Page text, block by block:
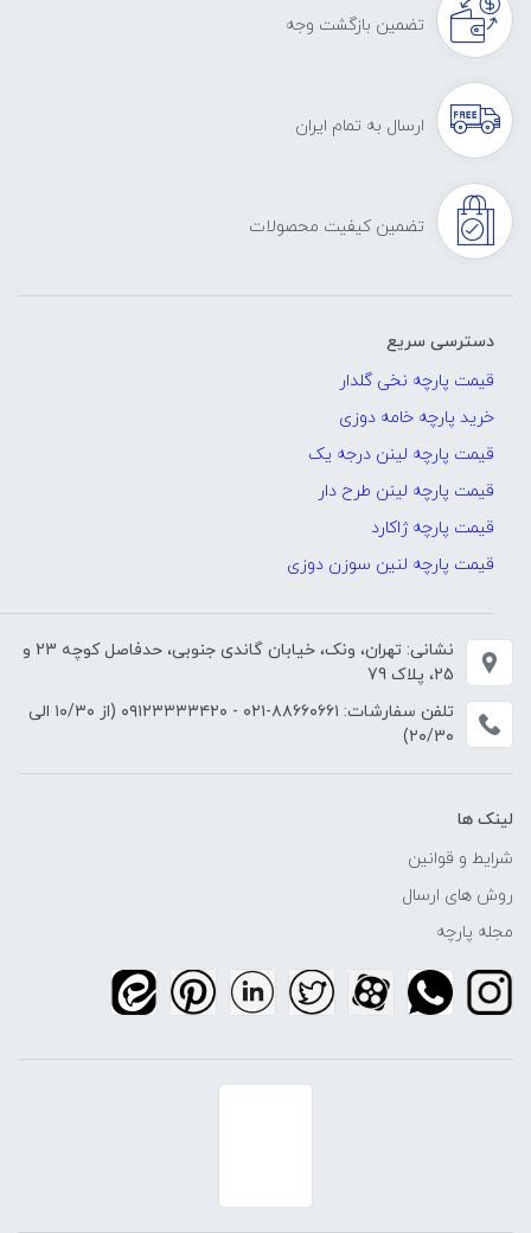
تضمین بازگشت وجه
ارسال به تمام ایران
تضمین کیفیت محصولات
دسترسی سریع
قیمت پارچه نخی گلدار
خرید پارچه خامه دوزی
قیمت پارچه لینن درجه یک
قیمت پارچه لینن طرح دار
قیمت پارچه ژاکارد
قیمت پارچه لنین سوزن دوزی
نشانی: تهران، ونک، خیابان گاندی جنوبی، حدفاصل کوچه 23 و
25، پلاک 79
تلفن سفارشات: ۸۸۶۶۰۶۶۱-۰۲۱ - ۰۹۱۲۳۳۳۳۴۲۰
(از ۱۰/۳۰ الی
۲۰/۳۰)
لینک ها
شرایط و قوانین
روش های ارسال
مجله پارچه